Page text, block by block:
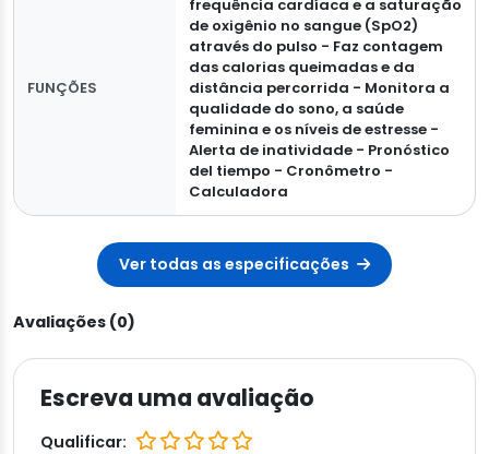
FUNÇÕES
frequência cardíaca e a saturação
de oxigênio no sangue (SpO2)
através do pulso - Faz contagem
das calorias queimadas e da
distância percorrida - Monitora a
qualidade do sono, a saúde
feminina e os níveis de estresse -
Alerta de inatividade - Pronóstico
del tiempo - Cronômetro -
Calculadora
Ver todas as especificações
Avaliações (0)
Escreva uma avaliação
Qualificar: